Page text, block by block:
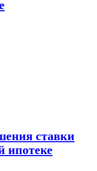
ставки
ипотеке